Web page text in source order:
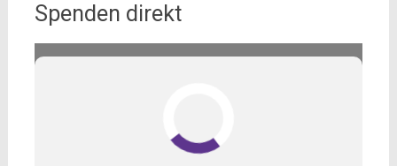
Spenden direkt